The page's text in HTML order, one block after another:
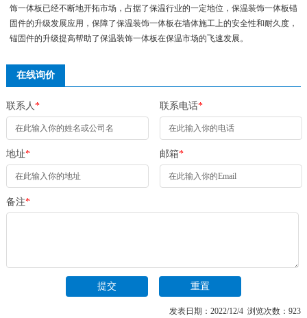
饰一体板已经不断地开拓市场，占据了保温行业的一定地位，保温装饰一体板锚
固件的升级发展应用，保障了保温装饰一体板在墙体施工上的安全性和耐久度，
锚固件的升级提高帮助了保温装饰一体板在保温市场的飞速发展。
在线询价
联系人* 联系电话*
地址* 邮箱*
备注*
发表日期：2022/12/4 浏览次数：923